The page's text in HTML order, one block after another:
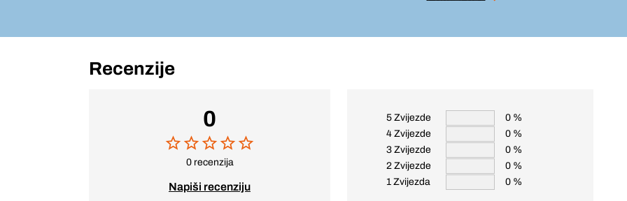
Recenzije
0
0 recenzija
Napiši recenziju
5 Zvijezde
0 %
4 Zvijezde
0 %
3 Zvijezde
0 %
2 Zvijezde
0 %
1 Zvijezda
0 %